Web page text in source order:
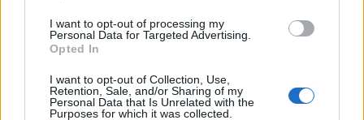
I want to opt-out of processing my
Personal Data for Targeted Advertising.
Opted In
I want to opt-out of Collection, Use,
Retention, Sale, and/or Sharing of my
Personal Data that Is Unrelated with the
Purposes for which it was collected.
quinto operatore del mercato del fisso:partiamo da qui per un
percorso di sviluppo, forti di poter offrire ai nostri clienti la
una proposta molto conveniente per chi voglia provarci anche
per il mobile, un mercato ove stiamo crescendo e nel quale